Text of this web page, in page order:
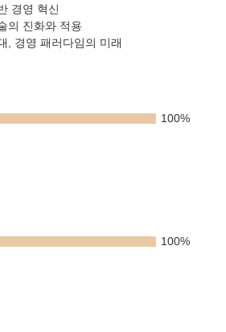
경영 혁신
의 진화와 적용
, 경영 패러다임의 미래
100%
100%